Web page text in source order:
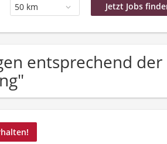
50 km
entsprechend der